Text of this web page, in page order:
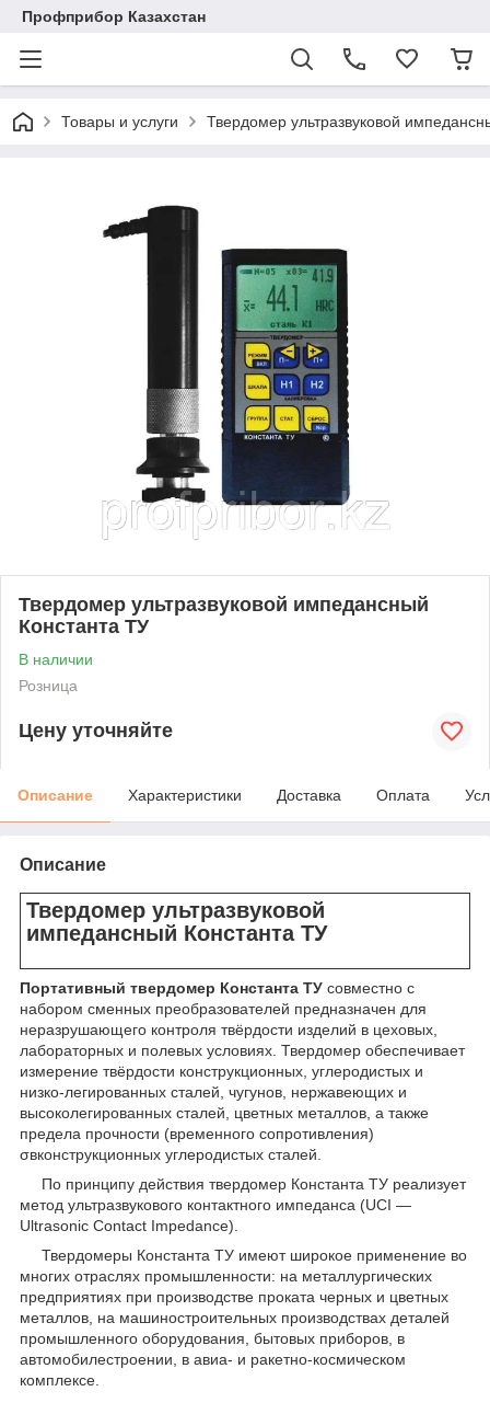
Профприбор Казахстан
Товары и услуги Твердомер ультразвуковой
Твердомер ультразвуковой импедансный
Константа ТУ
В наличии
Розница
Цену уточняйте
Описание Характеристики Доставка Оплата
Описание
Твердомер ультразвуковой
импедансный Константа ТУ
Портативный твердомер Константа ТУ совместно с
набором сменных преобразователей предназначен для
неразрушающего контроля твёрдости изделий в цеховых,
лабораторных и полевых условиях. Твердомер обеспечивает
измерение твёрдости конструкционных, углеродистых и
низко-легированных сталей, чугунов, нержавеющих и
высоколегированных сталей, цветных металлов, а также
предела прочности (временного сопротивления)
σвконструкционных углеродистых сталей.
По принципу действия твердомер Константа ТУ реализует
метод ультразвукового контактного импеданса (UCI —
Ultrasonic Contact Impedance).
Твердомеры Константа ТУ имеют широкое применение во
многих отраслях промышленности: на металлургических
предприятиях при производстве проката черных и цветных
металлов, на машиностроительных производствах деталей
промышленного оборудования, бытовых приборов, в
автомобилестроении, в авиа- и ракетно-космическом
комплексе.